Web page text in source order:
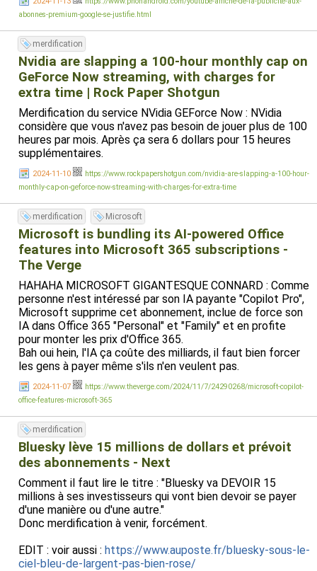
abonnes-premium-google-se-justifie.html
merdification
Nvidia are slapping a 100-hour monthly cap on
GeForce Now streaming, with charges for
extra time | Rock Paper Shotgun
Merdification du service NVidia GEForce Now : NVidia
considère que vous n'avez pas besoin de jouer plus de 100
heures par mois. Après ça sera 6 dollars pour 15 heures
supplémentaires.
2024-11-10
https://www.rockpapershotgun.com/nvidia-are-slapping-a-100-hour-
monthly-cap-on-geforce-now-streaming-with-charges-for-extra-time
merdification Microsoft
Microsoft is bundling its AI-powered Office
features into Microsoft 365 subscriptions -
The Verge
HAHAHA MICROSOFT GIGANTESQUE CONNARD : Comme
personne n'est intéressé par son IA payante "Copilot Pro",
Microsoft supprime cet abonnement, inclue de force son
IA dans Office 365 "Personal" et "Family" et en profite
pour monter les prix d'Office 365.
Bah oui hein, l'IA ça coûte des milliards, il faut bien forcer
les gens à payer même s'ils n'en veulent pas.
2024-11-07
https://www.theverge.com/2024/11/7/24290268/microsoft-copilot-
office-features-microsoft-365
merdification
Bluesky lève 15 millions de dollars et prévoit
des abonnements - Next
Comment il faut lire le titre : "Bluesky va DEVOIR 15
millions à ses investisseurs qui vont bien devoir se payer
d'une manière ou d'une autre."
Donc merdification à venir, forcément.
EDIT : voir aussi : https://www.auposte.fr/bluesky-sous-le-
ciel-bleu-de-largent-pas-bien-rose/